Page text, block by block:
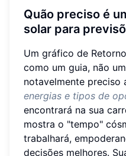
Quão preciso é
solar para
Um gráfico de
como um guia, não
notavelmente preciso
energias e tipos de
encontrará na sua
mostra o "tempo"
trabalhará,
decisões melhores.